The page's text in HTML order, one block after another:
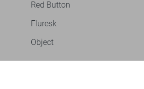
Red Button
Fluresk
Object